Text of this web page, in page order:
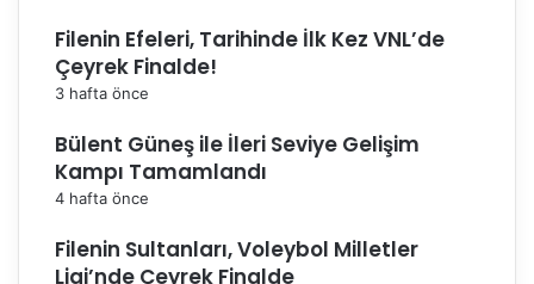
Filenin Efeleri, Tarihinde İlk Kez VNL’de
Çeyrek Finalde!
3 hafta önce
Bülent Güneş ile İleri Seviye Gelişim
Kampı Tamamlandı
4 hafta önce
Filenin Sultanları, Voleybol Milletler
Ligi’nde Çeyrek Finalde